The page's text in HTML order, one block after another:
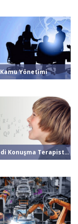
Kamu Yönetimi
Logopedi Konuşma Terapistliği